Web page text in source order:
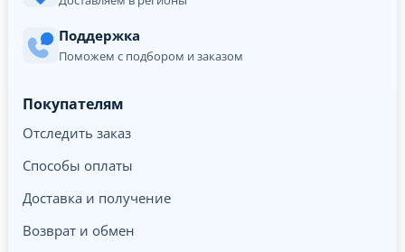
Поддержка
Поможем с подбором и заказом
Покупателям
Отследить заказ
Способы оплаты
Доставка и получение
Возврат и обмен